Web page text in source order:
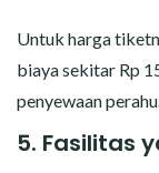
Untuk harga
biaya sekitar Rp
penyewaan perahu.
5. Fasilitas